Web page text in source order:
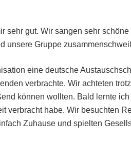
sehr gut. Wir sangen sehr
unsere Gruppe
eine deutsche
verbrachte. Wir achteten
können wollten. Bald lernte
verbracht habe. Wir besuchten
Zuhause und spielten